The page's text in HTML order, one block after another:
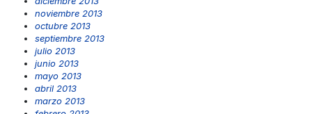
noviembre 2013
octubre 2013
septiembre 2013
julio 2013
junio 2013
mayo 2013
abril 2013
marzo 2013